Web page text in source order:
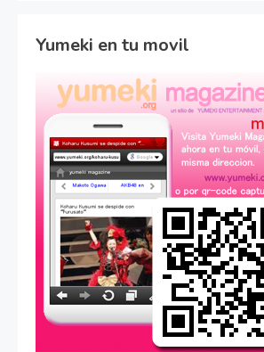
Yumeki en tu movil